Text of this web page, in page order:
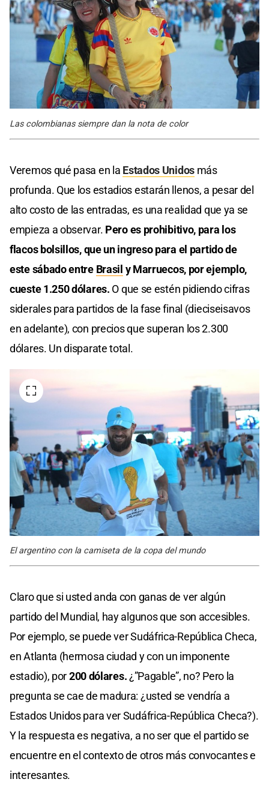
Las colombianas siempre dan la nota de color
Veremos qué pasa en la Estados Unidosmás
profunda. Que los estadios estarán llenos, a pesar del
alto costo de las entradas, es una realidad que ya se
empieza a observar. Pero es prohibitivo, para los
flacos bolsillos, que un ingreso para el partido de
este sábado entre Brasil y Marruecos, por ejemplo,
cueste 1.250 dólares. O que se estén pidiendo cifras
siderales para partidos de la fase final (dieciseisavos
en adelante), con precios que superan los 2.300
dólares. Un disparate total.
El argentino con la camiseta de la copa del mundo
Claro que si usted anda con ganas de ver algún
partido del Mundial, hay algunos que son accesibles.
Por ejemplo, se puede ver Sudáfrica-República Checa,
en Atlanta (hermosa ciudad y con un imponente
estadio), por200 dólares.¿”Pagable”, no? Pero la
pregunta se cae de madura: ¿usted se vendría a
Estados Unidos para ver Sudáfrica-República Checa?).
Y la respuesta es negativa, a no ser que el partido se
encuentre en el contexto de otros más convocantes e
interesantes.